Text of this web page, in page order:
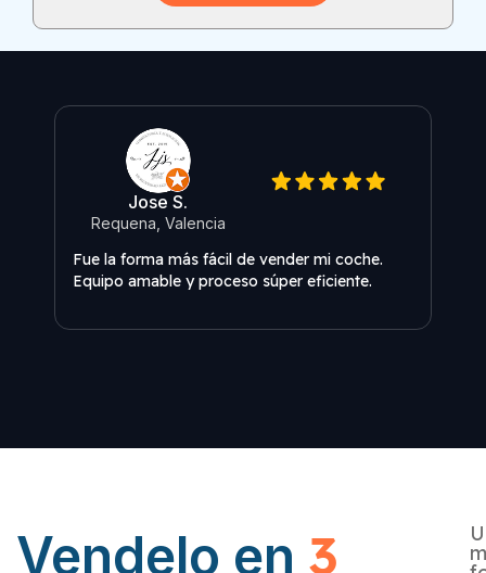
Jose S.
Requena, Valencia
Fue la forma más fácil de vender mi coche.
Equipo amable y proceso súper eficiente.
Vendelo en 3